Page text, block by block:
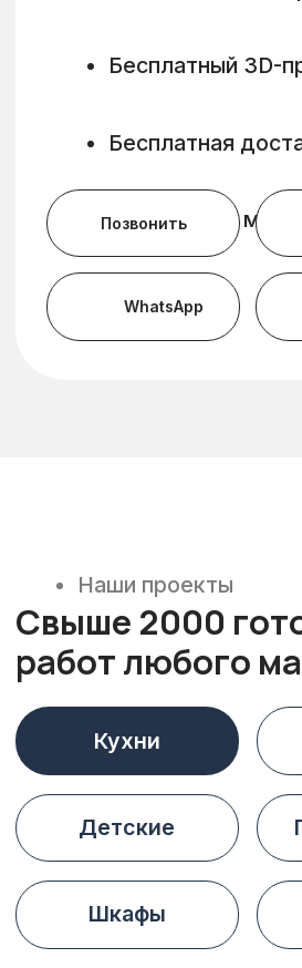
Используем Blum, Hettich, Egger и
Прозрачный процесс от
Подбор материалов
и фурнитуры
Разработка индивидуального
проекта с 3D-визуализацией
Бесплатный выезд специалиста
или встреча в офисе